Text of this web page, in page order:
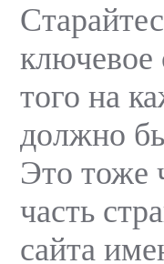
ключевое
того на
должно
Это тоже
часть
сайта